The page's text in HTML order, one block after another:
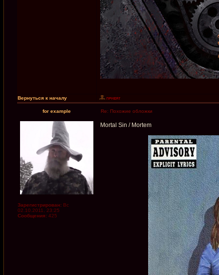
Вернуться к началу
for example Re: Похожие обложки
Зарегистрирован: Вс
02.10.2011, 23:25
Сообщения: 425
Mortal Sin / Mortem